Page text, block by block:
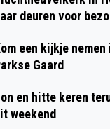
deuren voor
een kijkje
Gaard
en hitte keren
weekend